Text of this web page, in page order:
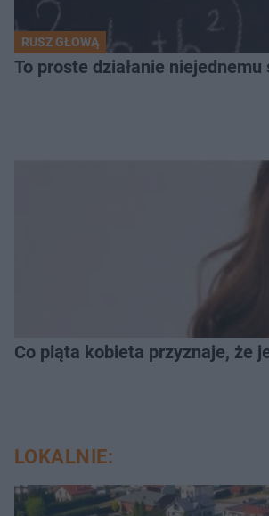
RUSZ GŁOWĄ
To proste działanie
Co piąta kobieta przyznaje, że
LOKALNIE: